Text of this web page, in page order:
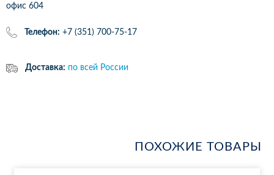
офис 604
Телефон: +7 (351) 700-75-17
Доставка: по всей России
ПОХОЖИЕ ТОВАРЫ